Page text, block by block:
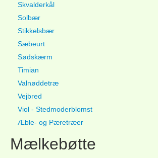
Skvalderkål
Solbær
Stikkelsbær
Sæbeurt
Sødskærm
Timian
Valnøddetræ
Vejbred
Viol - Stedmoderblomst
Æble- og Pæretræer
Mælkebøtte